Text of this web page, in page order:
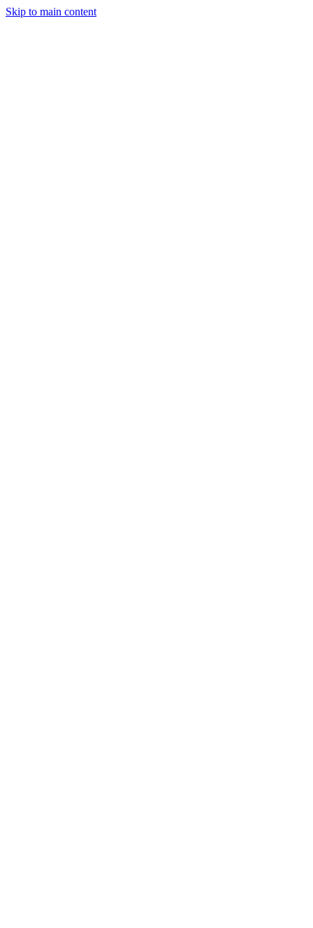
Skip to main content